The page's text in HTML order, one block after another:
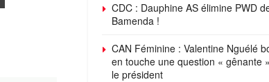
CDC : Dauphine AS élimine PWD
Bamenda !
CAN Féminine : Valentine Nguélé
en touche une question « gênante
le président